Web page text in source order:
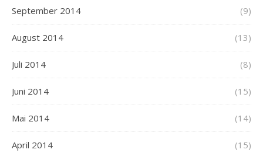
September 2014 (9)
August 2014 (13)
Juli 2014 (8)
Juni 2014 (15)
Mai 2014 (14)
April 2014 (15)